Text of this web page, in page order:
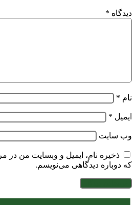
دیدگاه *
نام *
ایمیل *
وب‌ سایت
ذخیره نام، ایمیل و وبسایت من در
که دوباره دیدگاهی می‌نویسم.